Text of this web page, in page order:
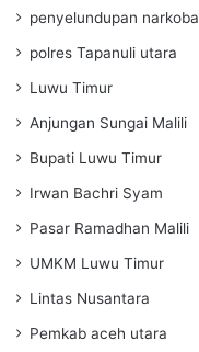
penyelundupan narkoba
polres Tapanuli utara
Luwu Timur
Anjungan Sungai Malili
Bupati Luwu Timur
Irwan Bachri Syam
Pasar Ramadhan Malili
UMKM Luwu Timur
Lintas Nusantara
Pemkab aceh utara